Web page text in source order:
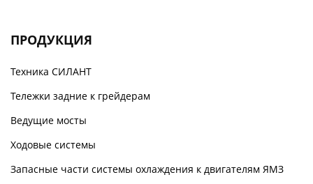
ПРОДУКЦИЯ
Техника СИЛАНТ
Тележки задние к грейдерам
Ведущие мосты
Ходовые системы
Запасные части системы охлаждения к двигателям ЯМЗ